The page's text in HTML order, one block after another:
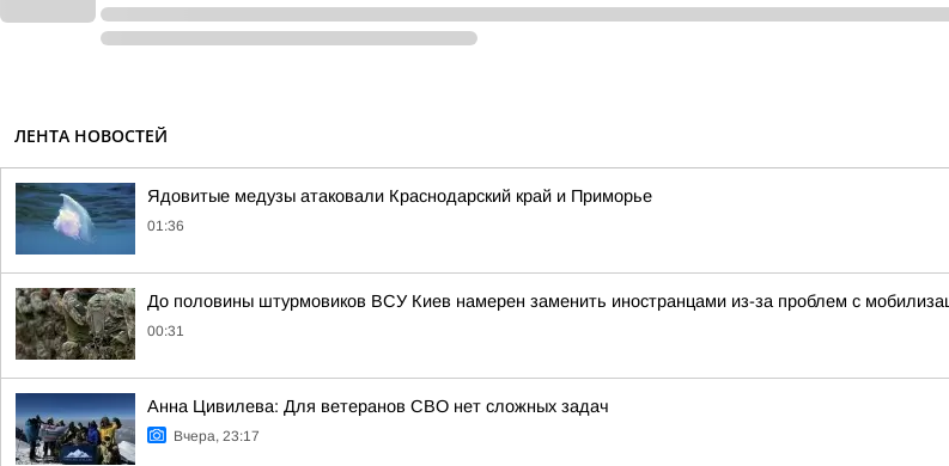
ЛЕНТА НОВОСТЕЙ
Ядовитые медузы атаковали Краснодарский край и Приморье
01:36
До половины штурмовиков ВСУ Киев намерен заменить иностранцами из-за проблем с
00:31
Анна Цивилева: Для ветеранов СВО нет сложных задач
Вчера, 23:17